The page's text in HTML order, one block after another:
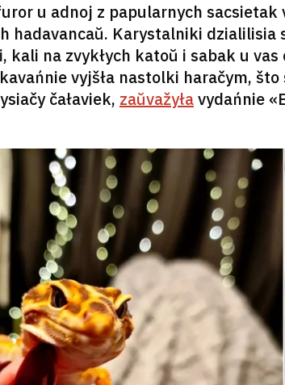
u adnoj z papularnych
hadavancaŭ. Karystalniki
kali na zvykłych katoŭ i sabak u
vyjšła nastolki haračym,
čałaviek, zaŭvažyłavydańnie